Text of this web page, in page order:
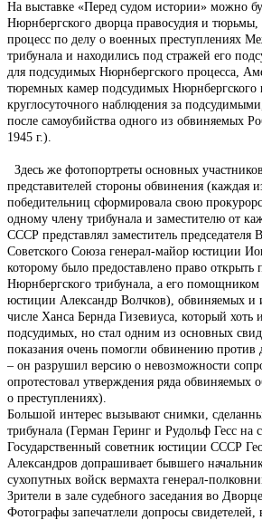
На выставке «Перед судом истории» можно
Нюрнбергского дворца правосудия и тюрьмы,
процесс по делу о военных преступлениях
трибунала и находились под стражей его
для подсудимых Нюрнбергского процесса,
тюремных камер подсудимых Нюрнбергского
круглосуточного наблюдения за
после самоубийства одного из обвиняемых
1945 г.).
Здесь же фотопортреты основных
представителей стороны обвинения (каждая
победительниц сформировала свою
одному члену трибунала и заместителю от
СССР представлял заместитель председателя
Советского Союза генерал-майор юстиции
которому было предоставлено право открыть
Нюрнбергского трибунала, а его помощником
юстиции Александр Волчков), обвиняемых и
числе Ханса Бернда Гизевиуса, который
подсудимых, но стал одним из основных
показания очень помогли обвинению против
– он разрушил версию о невозможности
опротестовал утверждения ряда обвиняемых
о преступлениях).
Большой интерес вызывают снимки,
трибунала (Герман Геринг и Рудольф Гесс на
Государственный советник юстиции СССР
Александров допрашивает бывшего
сухопутных войск вермахта генерал-
Зрители в зале судебного заседания во
Фотографы запечатлели допросы